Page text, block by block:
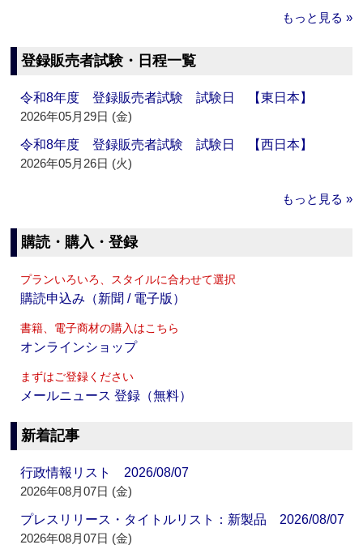
もっと見る »
登録販売者試験・日程一覧
令和8年度 登録販売者試験 試験日 【東日本】
2026年05月29日 (金)
令和8年度 登録販売者試験 試験日 【西日本】
2026年05月26日 (火)
もっと見る »
購読・購入・登録
プランいろいろ、スタイルに合わせて選択
購読申込み（新聞 / 電子版）
書籍、電子商材の購入はこちら
オンラインショップ
まずはご登録ください
メールニュース 登録（無料）
新着記事
行政情報リスト 2026/08/07
2026年08月07日 (金)
プレスリリース・タイトルリスト：新製品 2026/08/07
2026年08月07日 (金)